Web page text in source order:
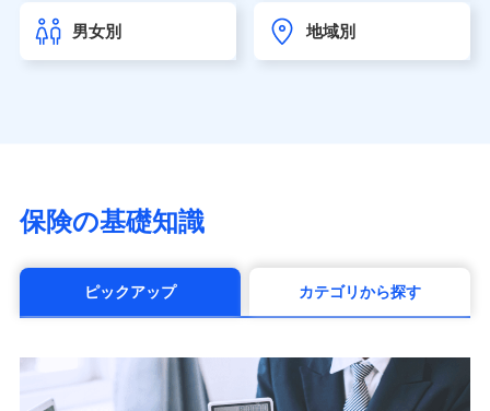
東京海上日動あんしん生命保険株式会社
（https://www.tmn-anshin.co.jp/）
マニュライフ生命保険株式会社
（https://www.manulife.co.jp/）
（https://www.msa-life.co.jp/）
メットライフ生命株式会社(https://www.metlife.co.jp/)
■少額短期保険
男女別 地域別
保険の基礎知識
ピックアップ カテゴリから探す